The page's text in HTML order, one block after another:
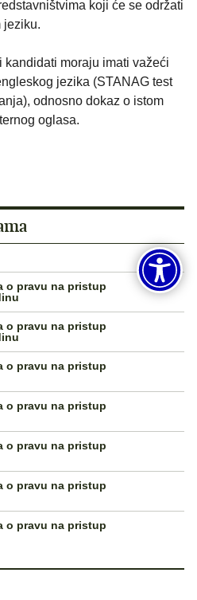
koji će se održati
jeziku.
kandidati moraju imati važeći
jezika (STANAG test
odnosno dokaz o istom
oglasa.
o pravu na pristup
o pravu na pristup
o pravu na pristup
o pravu na pristup
o pravu na pristup
o pravu na pristup
o pravu na pristup